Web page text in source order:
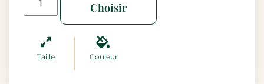
Choisir
Taille Couleur